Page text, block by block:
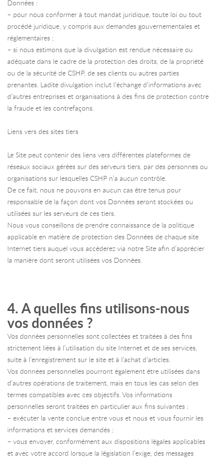
Données :
– pour nous conformer à tout mandat juridique, toute loi ou tout
procédé juridique, y compris aux demandes gouvernementales et
réglementaires ;
– si nous estimons que la divulgation est rendue nécessaire ou
adéquate dans le cadre de la protection des droits, de la propriété
ou de la sécurité de CSHP, de ses clients ou autres parties
prenantes. Ladite divulgation inclut l’échange d’informations avec
d’autres entreprises et organisations à des fins de protection contre
la fraude et les contrefaçons.
Liens vers des sites tiers
Le Site peut contenir des liens vers différentes plateformes de
réseaux sociaux gérées sur des serveurs tiers, par des personnes ou
organisations sur lesquelles CSHP n’a aucun contrôle.
De ce fait, nous ne pouvons en aucun cas être tenus pour
responsable de la façon dont vos Données seront stockées ou
utilisées sur les serveurs de ces tiers.
Nous vous conseillons de prendre connaissance de la politique
applicable en matière de protection des Données de chaque site
Internet tiers auquel vous accéderez via notre Site afin d’apprécier
la manière dont seront utilisées vos Données.
4. A quelles fins utilisons-nous
vos données ?
Vos données personnelles sont collectées et traitées à des fins
strictement liées à l’utilisation du site Internet et de ses services,
suite à l’enregistrement sur le site et à l’achat d’articles.
Vos données personnelles pourront également être utilisées dans
d’autres opérations de traitement, mais en tous les cas selon des
termes compatibles avec ces objectifs. Vos informations
personnelles seront traitées en particulier aux fins suivantes :
– exécuter la vente conclue entre vous et nous et vous fournir les
informations et services demandés ;
– vous envoyer, conformément aux dispositions légales applicables
et avec votre accord lorsque la législation l’exige, des messages